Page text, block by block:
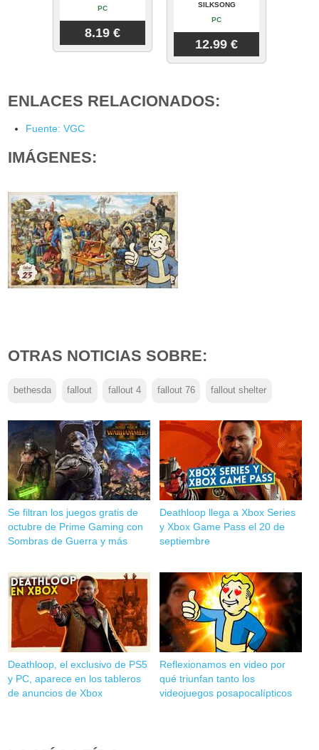
PC
8.19 €
SILKSONG
PC
12.99 €
ENLACES RELACIONADOS:
Fuente: VGC
IMÁGENES:
OTRAS NOTICIAS SOBRE:
bethesda fallout fallout 4 fallout 76 fallout shelter
Se filtran los juegos gratis de
octubre de Prime Gaming con
Sombras de Guerra y más
Deathloop llega a Xbox Series
y Xbox Game Pass el 20 de
septiembre
Deathloop, el exclusivo de PS5
y PC, aparece en los tableros
de anuncios de Xbox
Reflexionamos en video por
qué triunfan tanto los
videojuegos posapocalípticos